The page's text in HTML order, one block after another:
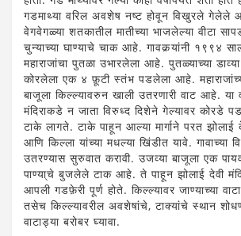
गडमाथ्या वरिल अवशेष नष्ट होवून विखुरले गेलेले
वेगवेगळ्या शतकातील मातीच्या भाजलेल्या वीटा
चुन्याच्या घाण्याचे चाक आहे. गावकर्‍यांनी १९९४
महाराजांचा पुतळा उभारलेला आहे. पुतळ्याच्या
कोरलेला एक ४ फ़ूटी स्तंभ पडलेला आहे.
बाजूला किल्ल्यावरुन खाली उतरणारी वाट आहे. या
मंदिराकडे न जाता विरुध्द दिशेने गेल्यावर कोरडे
टाके लागते. टाके पाहून आल्या मार्गाने परत झोलाई
आणि किल्ला यांच्या मधल्या खिंडीत यावे. गावाच्या
उतरण्यास सुरुवात करावी. उजव्या बाजूला एक
पाण्या्चे बुजलेले टाक आहे. ते पाहून झोलाई देवी
आपली गडफ़ेरी पूर्ण होते. किल्ल्यावर जाण्याच्या
तसेच किल्ल्यावरील अवशेषांचे, टाक्यांचे स्थान
वाटाड्या बरोबर घ्यावा.